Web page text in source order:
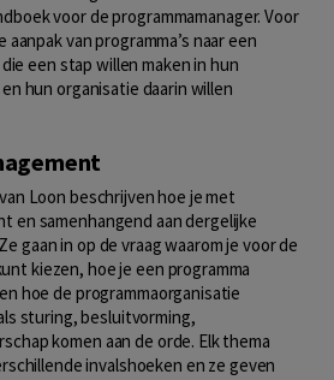
voor de programmamanager. Voor
van programma’s naar een
een stap willen maken in hun
hun organisatie daarin willen
Loon beschrijven hoe je met
en samenhangend aan dergelijke
gaan in op de vraag waarom je voor de
kiezen, hoe je een programma
hoe de programmaorganisatie
sturing, besluitvorming,
komen aan de orde. Elk thema
invalshoeken en ze geven